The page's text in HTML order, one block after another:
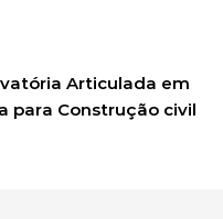
Articulada em
para Construção civil